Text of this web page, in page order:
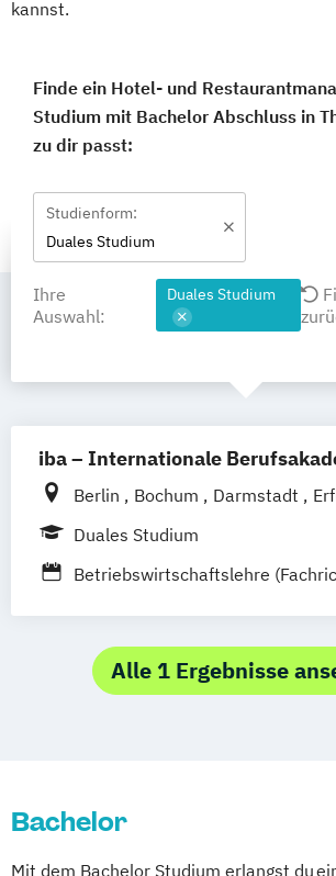
kannst.
Finde ein Hotel- und
Studium mit Bachelor Abschluss in
zu dir passt:
Studienform:
Duales Studium
Ihre
Auswahl:
Duales Studium
iba – Internationale
Berlin Bochum Darmstadt
Hamburg
Heidelberg
Online-Campus
Duales Studium
Betriebswirtschaftslehre
Hotel- und
Alle 1 Ergebnisse
Bachelor
Mit dem Bachelor Studium erlangst du